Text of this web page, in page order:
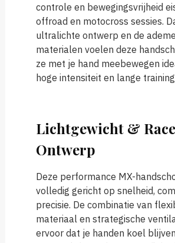
controle en bewegingsvrijheid
offroad en motocross sessies.
ultralichte ontwerp en de
materialen voelen deze
ze met je hand meebewegen
hoge intensiteit en lange
Lichtgewicht &
Ontwerp
Deze performance MX-
volledig gericht op snelheid,
precisie. De combinatie van
materiaal en strategische
ervoor dat je handen koel